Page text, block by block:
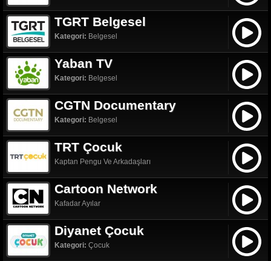
TGRT Belgesel
Kategori: Belgesel
Yaban TV
Kategori: Belgesel
CGTN Documentary
Kategori: Belgesel
TRT Çocuk
Kaptan Pengu Ve Arkadaşları
Cartoon Network
Kafadar Ayılar
Diyanet Çocuk
Kategori: Çocuk